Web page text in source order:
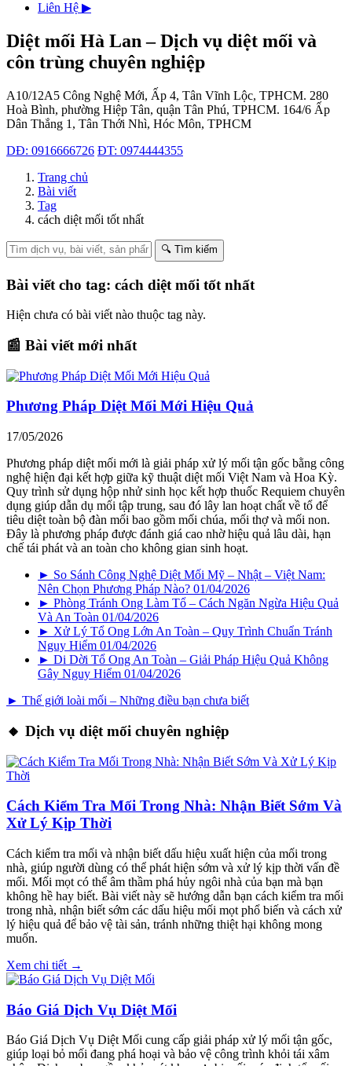
Liên Hệ ▶
Diệt mối Hà Lan – Dịch vụ diệt mối và
côn trùng chuyên nghiệp
A10/12A5 Công Nghệ Mới, Ấp 4, Tân Vĩnh Lộc, TPHCM. 280
Hoà Bình, phường Hiệp Tân, quận Tân Phú, TPHCM. 164/6 Ấp
Dân Thắng 1, Tân Thới Nhì, Hóc Môn, TPHCM
DĐ: 0916666726 ĐT: 0974444355
Trang chủ
Bài viết
Tag
cách diệt mối tốt nhất
🔍 Tìm kiếm
Bài viết cho tag: cách diệt mối tốt nhất
Hiện chưa có bài viết nào thuộc tag này.
📰 Bài viết mới nhất
Phương Pháp Diệt Mối Mới Hiệu Quả
17/05/2026
Phương pháp diệt mối mới là giải pháp xử lý mối tận gốc bằng công
nghệ hiện đại kết hợp giữa kỹ thuật diệt mối Việt Nam và Hoa Kỳ.
Quy trình sử dụng hộp nhử sinh học kết hợp thuốc Requiem chuyên
dụng giúp dẫn dụ mối tập trung, sau đó lây lan hoạt chất về tổ để
tiêu diệt toàn bộ đàn mối bao gồm mối chúa, mối thợ và mối non.
Đây là phương pháp được đánh giá cao nhờ hiệu quả lâu dài, hạn
chế tái phát và an toàn cho không gian sinh hoạt.
► So Sánh Công Nghệ Diệt Mối Mỹ – Nhật – Việt Nam:
Nên Chọn Phương Pháp Nào? 01/04/2026
► Phòng Tránh Ong Làm Tổ – Cách Ngăn Ngừa Hiệu Quả
Và An Toàn 01/04/2026
► Xử Lý Tổ Ong Lớn An Toàn – Quy Trình Chuẩn Tránh
Nguy Hiểm 01/04/2026
► Di Dời Tổ Ong An Toàn – Giải Pháp Hiệu Quả Không
Gây Nguy Hiểm 01/04/2026
► Thế giới loài mối – Những điều bạn chưa biết
🔸 Dịch vụ diệt mối chuyên nghiệp
Cách Kiểm Tra Mối Trong Nhà: Nhận Biết Sớm Và
Xử Lý Kịp Thời
Cách kiểm tra mối và nhận biết dấu hiệu xuất hiện của mối trong
nhà, giúp người dùng có thể phát hiện sớm và xử lý kịp thời vấn đề
mối. Mối mọt có thể âm thầm phá hủy ngôi nhà của bạn mà bạn
không hề hay biết. Bài viết này sẽ hướng dẫn bạn cách kiểm tra mối
trong nhà, nhận biết sớm các dấu hiệu mối mọt phổ biến và cách xử
lý hiệu quả để bảo vệ tài sản, tránh những thiệt hại không mong
muốn.
Xem chi tiết →
Báo Giá Dịch Vụ Diệt Mối
Báo Giá Dịch Vụ Diệt Mối cung cấp giải pháp xử lý mối tận gốc,
giúp loại bỏ mối đang phá hoại và bảo vệ công trình khỏi tái xâm